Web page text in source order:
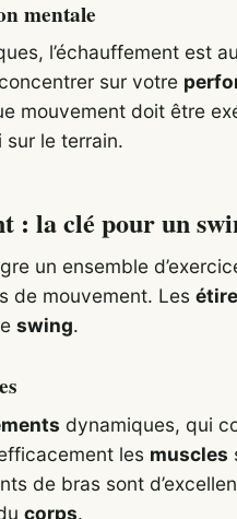
mentale
l’échauffement est
sur votre
mouvement doit être
le terrain.
: la clé pour un
un ensemble
de mouvement. Les
swing.
dynamiques, qui
les muscles
de bras sont
corps.